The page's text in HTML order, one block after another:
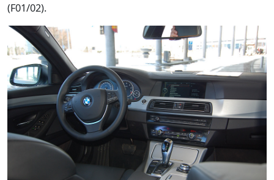
(F01/02).